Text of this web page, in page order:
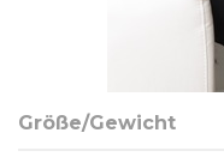
Größe/Gewicht